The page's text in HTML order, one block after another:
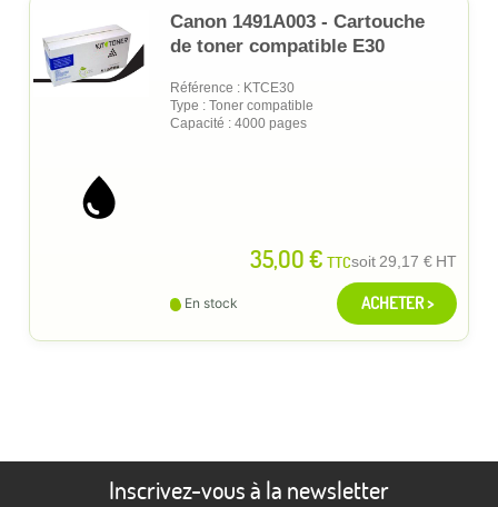
Canon 1491A003 - Cartouche
de toner compatible E30
Référence : KTCE30
Type : Toner compatible
Capacité : 4000 pages
35,00 € TTCsoit29,17 € HT
En stock ACHETER >
Inscrivez-vous à la newsletter